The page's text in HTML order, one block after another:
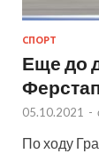
СПОРТ
Еще до
05.10.2021 -
По ходу